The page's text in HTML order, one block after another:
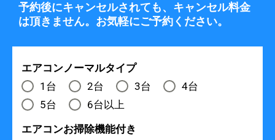
予約後にキャンセルされても、キャンセル料金
は頂きません。お気軽にご予約ください。
エアコンノーマルタイプ
1台
2台 3台
4台
5台
6台以上
エアコンお掃除機能付き